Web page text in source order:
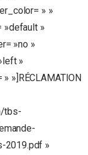
» »
»default »
»no »
»
»]RÉCLAMATION
tbs-
2019.pdf »